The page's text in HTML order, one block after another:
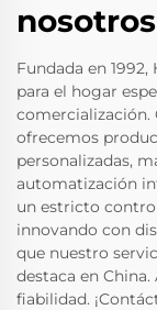
nosotros
Fundada en
para el hogar
comercialización.
ofrecemos
personalizadas,
automatización
un estricto
innovando con
que nuestro
destaca en
fiabilidad.